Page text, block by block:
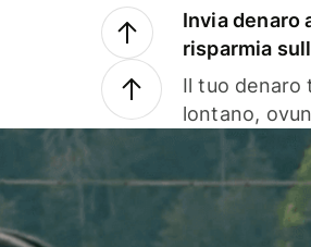
Invia denaro
risparmia
Il tuo denaro
lontano,